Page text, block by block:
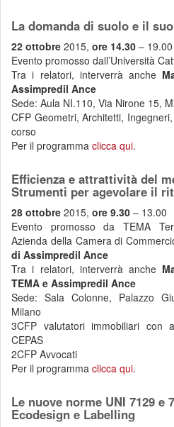
La domanda di suolo e il
22 ottobre 2015, ore 14.30 – 19.00
Evento promosso dall’Università
Tra i relatori, interverrà anche
Assimpredil Ance
Sede: Aula NI.110, Via Nirone 15,
CFP Geometri, Architetti,
corso
Per il programma clicca qui.
Efficienza e attrattività del
Strumenti per agevolare il
28 ottobre 2015, ore 9.30 – 13.00
Evento promosso da TEMA
Azienda della Camera di
di Assimpredil Ance
Tra i relatori, interverrà anche
TEMA e Assimpredil Ance
Sede: Sala Colonne, Palazzo
Milano
3CFP valutatori immobiliari con
CEPAS
2CFP Avvocati
Per il programma clicca qui.
Le nuove norme UNI 7129 e
Ecodesign e Labelling